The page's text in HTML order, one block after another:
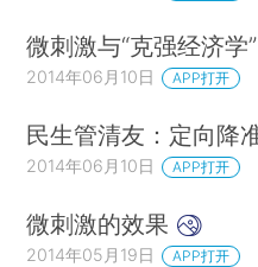
微刺激与“克强经济学”
2014年06月10日 APP打开
民生管清友：定向降
2014年06月10日 APP打开
微刺激的效果
2014年05月19日 APP打开